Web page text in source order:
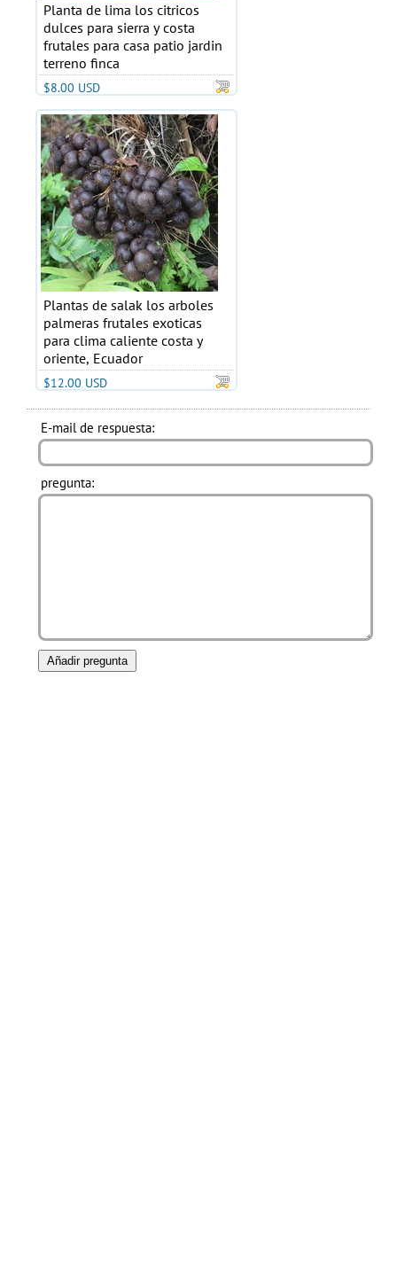
Planta de lima los citricos
dulces para sierra y costa
frutales para casa patio jardin
terreno finca
$8.00 USD
Plantas de salak los arboles
palmeras frutales exoticas
para clima caliente costa y
oriente, Ecuador
$12.00 USD
E-mail de respuesta:
pregunta: